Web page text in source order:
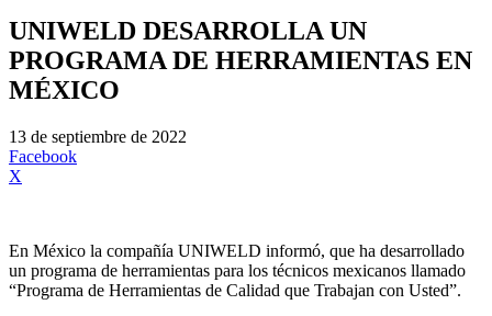
UNIWELD DESARROLLA UN
PROGRAMA DE HERRAMIENTAS EN
MÉXICO
13 de septiembre de 2022
Facebook
X
En México la compañía UNIWELD informó, que ha desarrollado
un programa de herramientas para los técnicos mexicanos llamado
“Programa de Herramientas de Calidad que Trabajan con Usted”.